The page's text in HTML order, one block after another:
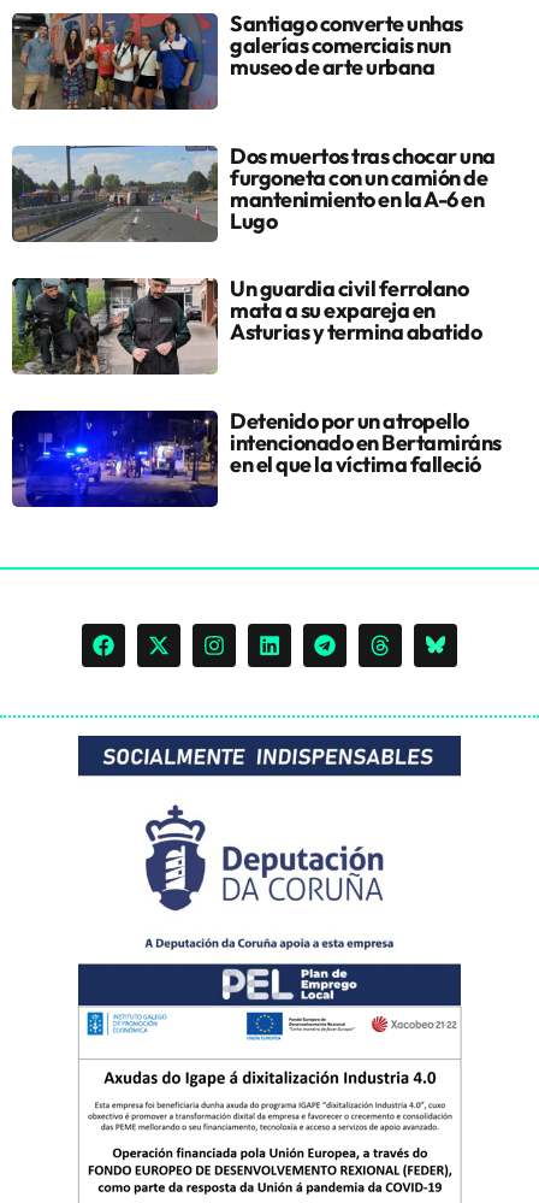
Santiago converte unhas
galerías comerciais nun
museo de arte urbana
Dos muertos tras chocar una
furgoneta con un camión de
mantenimiento en la A-6 en
Lugo
Un guardia civil ferrolano
mata a su expareja en
Asturias y termina abatido
Detenido por un atropello
intencionado en Bertamiráns
en el que la víctima falleció